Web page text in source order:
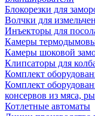
Блокорезки для
Волчки для
Инъекторы для
Камеры
Камеры шоковой
Клипсаторы для
Комплект
Комплект
консервов из мяса,
Котлетные автоматы